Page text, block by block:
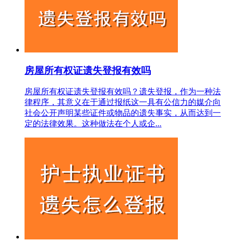
房屋所有权证遗失登报有效吗
房屋所有权证遗失登报有效吗？遗失登报，作为一种法
律程序，其意义在于通过报纸这一具有公信力的媒介向
社会公开声明某些证件或物品的遗失事实，从而达到一
定的法律效果。这种做法在个人或企...